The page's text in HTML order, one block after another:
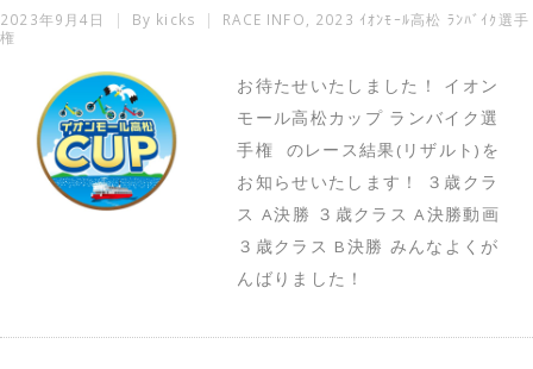
2023年9月4日 By kicks RACE INFO
2023 ｲｵﾝﾓｰﾙ高松 ﾗﾝﾊﾞｲｸ選手
権
お待たせいたしました！ イオン
モール高松カップ ランバイク選
手権 のレース結果(リザルト)を
お知らせいたします！ ３歳クラ
ス A決勝 ３歳クラス A決勝動画
３歳クラス B決勝 みんなよくが
んばりました！